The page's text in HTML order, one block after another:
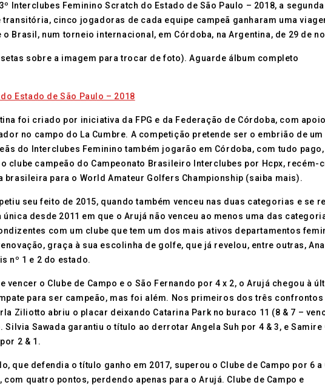
Interclubes Feminino Scratch do Estado de São Paulo – 2018, a
cinco jogadoras de cada equipe campeã ganharam uma
o Brasil, num torneio internacional, em Córdoba, na Argentina, de 29 de
sobre a imagem para trocar de foto). Aguarde álbum completo
foi criado por iniciativa da FPG e da Federação de Córdoba, com
no campo do La Cumbre. A competição pretende ser o embrião de
do Interclubes Feminino também jogarão em Córdoba, com tudo
o clube campeão do Campeonato Brasileiro Interclubes por Hcpx,
brasileira para o World Amateur Golfers Championship (saiba mais).
seu feito de 2015, quando também venceu nas duas categorias e se
desde 2011 em que o Arujá não venceu ao menos uma das
com um clube que tem um dos mais ativos departamentos
graça à sua escolinha de golfe, que já revelou, entre outras, Ana
nº 1 e 2 do estado.
vencer o Clube de Campo e o São Fernando por 4 x 2, o Arujá chegou à
para ser campeão, mas foi além. Nos primeiros dos três confrontos
Ziliotto abriu o placar deixando Catarina Park no buraco 11 (8 & 7 –
Sawada garantiu o título ao derrotar Angela Suh por 4 & 3, e Samire
2 & 1.
que defendia o título ganho em 2017, superou o Clube de Campo por 6 a
quatro pontos, perdendo apenas para o Arujá. Clube de Campo e